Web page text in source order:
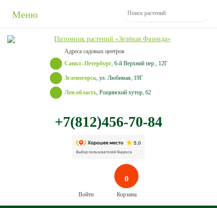
Меню
Адреса садовых центров
Санкт–Петербург, 6-й Верхний пер., 12Г
Зеленогорск, ул. Любимая, 19Г
Лен.область, Рощинский хутор, 62
+7(812)456-70-84
Войти
0
Корзина